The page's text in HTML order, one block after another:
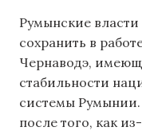
Румынские
сохранить в
Чернаводэ,
стабильности
системы
после того, как